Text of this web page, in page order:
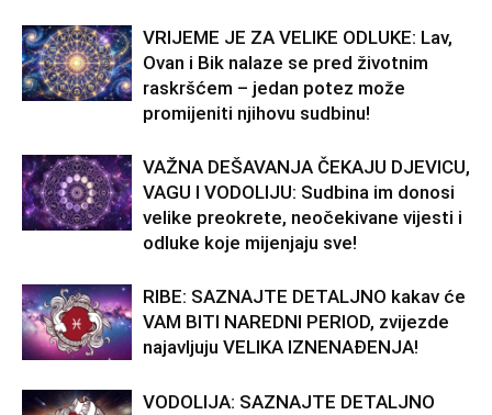
VRIJEME JE ZA VELIKE ODLUKE: Lav,
Ovan i Bik nalaze se pred životnim
raskršćem – jedan potez može
promijeniti njihovu sudbinu!
VAŽNA DEŠAVANJA ČEKAJU DJEVICU,
VAGU I VODOLIJU: Sudbina im donosi
velike preokrete, neočekivane vijesti i
odluke koje mijenjaju sve!
RIBE: SAZNAJTE DETALJNO kakav će
VAM BITI NAREDNI PERIOD, zvijezde
najavljuju VELIKA IZNENAĐENJA!
VODOLIJA: SAZNAJTE DETALJNO